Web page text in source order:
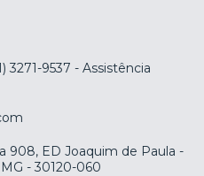
3271-9537 - Assistência
908, ED Joaquim de Paula -
- 30120-060